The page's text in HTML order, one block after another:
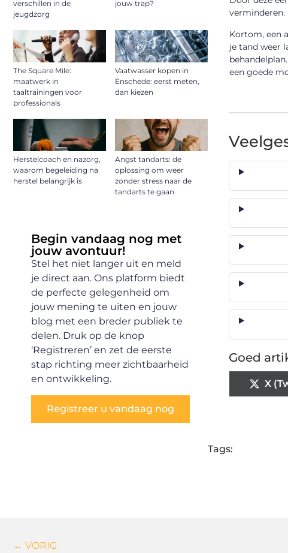
verschillen in de
jeugdzorg
jouw trap?
The Square Mile:
maatwerk in
taaltrainingen voor
professionals
Vaatwasser kopen in
Enschede: eerst meten,
dan kiezen
Herstelcoach en nazorg,
waarom begeleiding na
herstel belangrijk is
Angst tandarts: de
oplossing om weer
zonder stress naar de
tandarts te gaan
Begin vandaag nog met
jouw avontuur!
Stel het niet langer uit en meld
je direct aan. Ons platform biedt
de perfecte gelegenheid om
jouw mening te uiten en jouw
blog met een breder publiek te
delen. Druk op de knop
‘Registreren’ en zet de eerste
stap richting meer zichtbaarheid
en ontwikkeling.
Registreer u vandaag nog
verminderen.
Kortom, een
je tand weer
een goede
Goed
X
Tags:
← VORIG